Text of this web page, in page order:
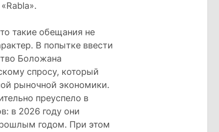
такие обещания не
В попытке ввести
Боложана
спросу, который
рыночной экономики.
преуспело в
в 2026 году они
годом. При этом